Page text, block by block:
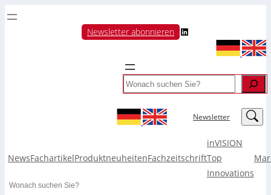
Newsletter abonnieren LinkedIn
Search
Newsletter LinkedIn
NewsFachartikelProduktneuheitenFachzeitschrift
inVISION
Top
Innovations
Search